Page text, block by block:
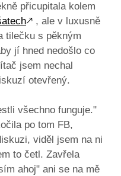
přicupitala kolem
🡕 , ale v luxusně
tilečku s pěkným
jí hned nedošlo co
jsem nechal
otevřený.
všechno funguje."
po tom FB,
viděl jsem na ni
to četl. Zavřela
ahoj" ani se na mě